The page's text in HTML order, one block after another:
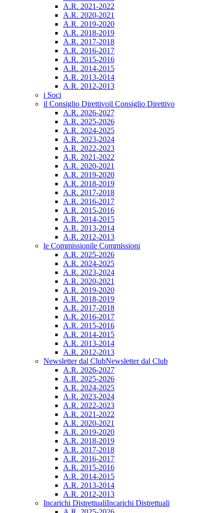
A.R. 2021-2022
A.R. 2020-2021
A.R. 2019-2020
A.R. 2018-2019
A.R. 2017-2018
A.R. 2016-2017
A.R. 2015-2016
A.R. 2014-2015
A.R. 2013-2014
A.R. 2012-2013
i Soci
il Consiglio Direttivoil Consiglio Direttivo
A.R. 2026-2027
A.R. 2025-2026
A.R. 2024-2025
A.R. 2023-2024
A.R. 2022-2023
A.R. 2021-2022
A.R. 2020-2021
A.R. 2019-2020
A.R. 2018-2019
A.R. 2017-2018
A.R. 2016-2017
A.R. 2015-2016
A.R. 2014-2015
A.R. 2013-2014
A.R. 2012-2013
le Commissionile Commissioni
A.R. 2025-2026
A.R. 2024-2025
A.R. 2023-2024
A.R. 2020-2021
A.R. 2019-2020
A.R. 2018-2019
A.R. 2017-2018
A.R. 2016-2017
A.R. 2015-2016
A.R. 2014-2015
A.R. 2013-2014
A.R. 2012-2013
Newsletter dal ClubNewsletter dal Club
A.R. 2026-2027
A.R. 2025-2026
A.R. 2024-2025
A.R. 2023-2024
A.R. 2022-2023
A.R. 2021-2022
A.R. 2020-2021
A.R. 2019-2020
A.R. 2018-2019
A.R. 2017-2018
A.R. 2016-2017
A.R. 2015-2016
A.R. 2014-2015
A.R. 2013-2014
A.R. 2012-2013
Incarichi DistrettualiIncarichi Distrettuali